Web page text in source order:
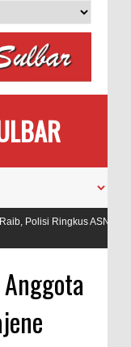
Polisi Ringkus ASN dan